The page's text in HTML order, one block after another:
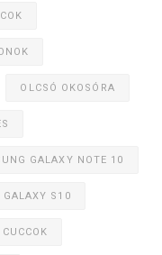
OLCSÓ OKOSÓRA
GALAXY NOTE 10
GALAXY S10